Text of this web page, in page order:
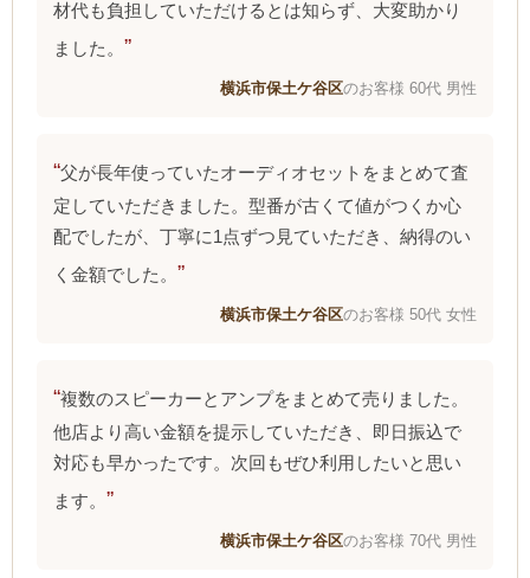
材代も負担していただけるとは知らず、大変助かり
ました。
横浜市保土ケ谷区のお客様 60代 男性
父が長年使っていたオーディオセットをまとめて査
定していただきました。型番が古くて値がつくか心
配でしたが、丁寧に1点ずつ見ていただき、納得のい
く金額でした。
横浜市保土ケ谷区のお客様 50代 女性
複数のスピーカーとアンプをまとめて売りました。
他店より高い金額を提示していただき、即日振込で
対応も早かったです。次回もぜひ利用したいと思い
ます。
横浜市保土ケ谷区のお客様 70代 男性